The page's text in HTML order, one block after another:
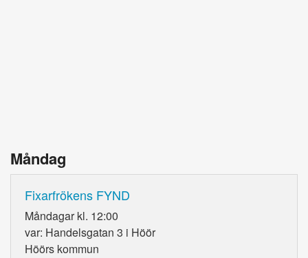
Måndag
Fixarfrökens FYND
Måndagar kl. 12:00
var: Handelsgatan 3 i Höör
Höörs kommun